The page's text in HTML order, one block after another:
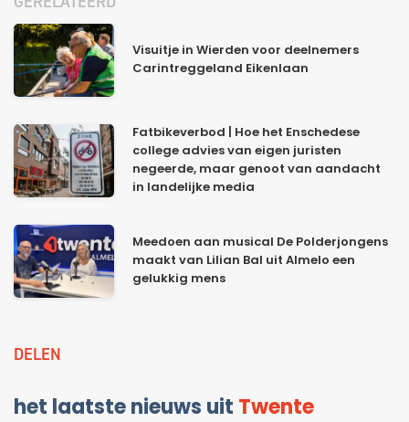
Visuitje in Wierden voor deelnemers
Carintreggeland Eikenlaan
Fatbikeverbod | Hoe het Enschedese
college advies van eigen juristen
negeerde, maar genoot van aandacht
in landelijke media
Meedoen aan musical De Polderjongens
maakt van Lilian Bal uit Almelo een
gelukkig mens
DELEN
het laatste nieuws uit Twente